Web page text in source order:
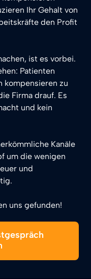
Ihr Gehalt von
den Profit
ist es vorbei.
Patienten
kompensieren zu
Firma drauf. Es
und kein
Kanäle
um die wenigen
und
uns gefunden!